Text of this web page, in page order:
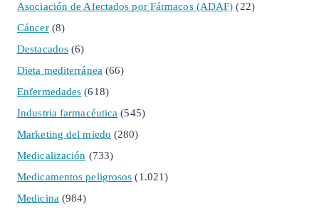
Asociación de Afectados por Fármacos (ADAF) (22)
Cáncer(8)
Destacados (6)
Dieta mediterránea(66)
Enfermedades (618)
Industria farmacéutica (545)
Marketing del miedo (280)
Medicalización (733)
Medicamentos peligrosos (1.021)
Medicina(984)